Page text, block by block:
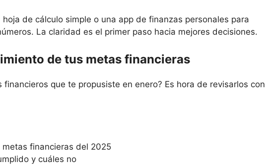
hoja de cálculo simple o una app de finanzas personales para
La claridad es el primer paso hacia mejores decisiones.
de tus metas financieras
financieros que te propusiste en enero? Es hora de revisarlos con
financieras del 2025
y cuáles no